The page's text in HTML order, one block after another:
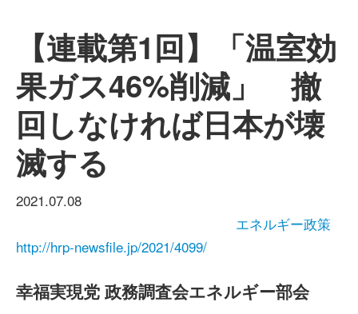
【連載第1回】「温室効
果ガス46%削減」 撤
回しなければ日本が壊
滅する
2021.07.08
エネルギー政策
http://hrp-newsfile.jp/2021/4099/
幸福実現党 政務調査会エネルギー部会